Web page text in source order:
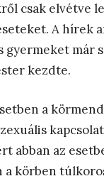
csak elvétve
A hírek
gyermeket már
kezdte.
a
abban az
a körben